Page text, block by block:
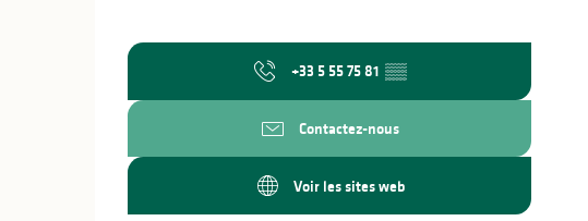
+33 5 55 75 81 ▒▒
Contactez-nous
Voir les sites web